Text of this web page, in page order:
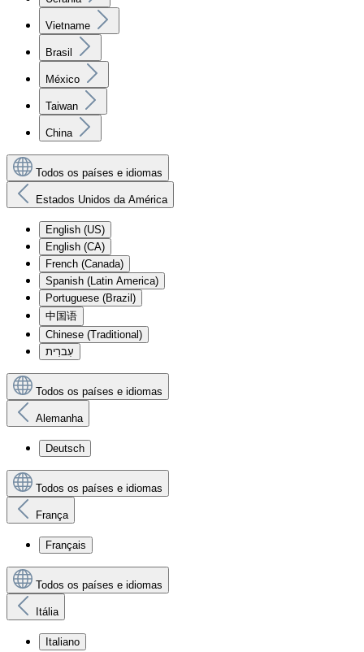
Vietname
Brasil
México
Taiwan
China
Todos os países e idiomas
Estados Unidos da América
English (US)
English (CA)
French (Canada)
Spanish (Latin America)
Portuguese (Brazil)
中国语
Chinese (Traditional)
עִברִית
Todos os países e idiomas
Alemanha
Deutsch
Todos os países e idiomas
França
Français
Todos os países e idiomas
Itália
Italiano